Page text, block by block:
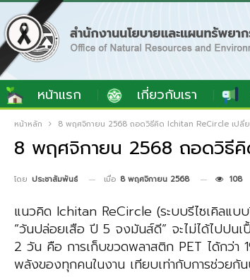
หน้าแรก เกี่ยวกับเรา
หน้าหลัก 8 พฤศจิกายน 2568 ถอดวิธีคิด Ichitan ReCircle เปลี่ย
8 พฤศจิกายน 2568 ถอดวิธีคิ
โดย ประชาสัมพันธ์ เมื่อ 8 พฤศจิกายน 2568 108
แนวคิด Ichitan ReCircle (ระบบรีไซเคิลแบ
“วันปล่อยเสือ ปี 5 จงมันส์ดี” จะไม่ได้ไปปน
2 วัน คือ การเก็บขวดพลาสติก PET ได้กว่า
พลังของทุกคนในงาน เทียบเท่ากับการช่วย